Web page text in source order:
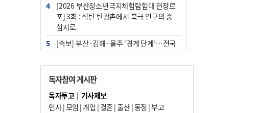
4
[2026 부산청소년극지체험탐험대 현장르
포] 3회 : 석탄 탄광촌에서 북극 연구의 중
심지로
5
[속보] 부산·김해·울주 ‘경계 단계’…전국
위는 지속
7
‘혐오표현’ 쓰면 지방공무원 최대 파면까지
중징계
독자참여 게시판
독자투고| 기사제보
인사|모임 | 개업 | 결혼|출산|동정 |부고